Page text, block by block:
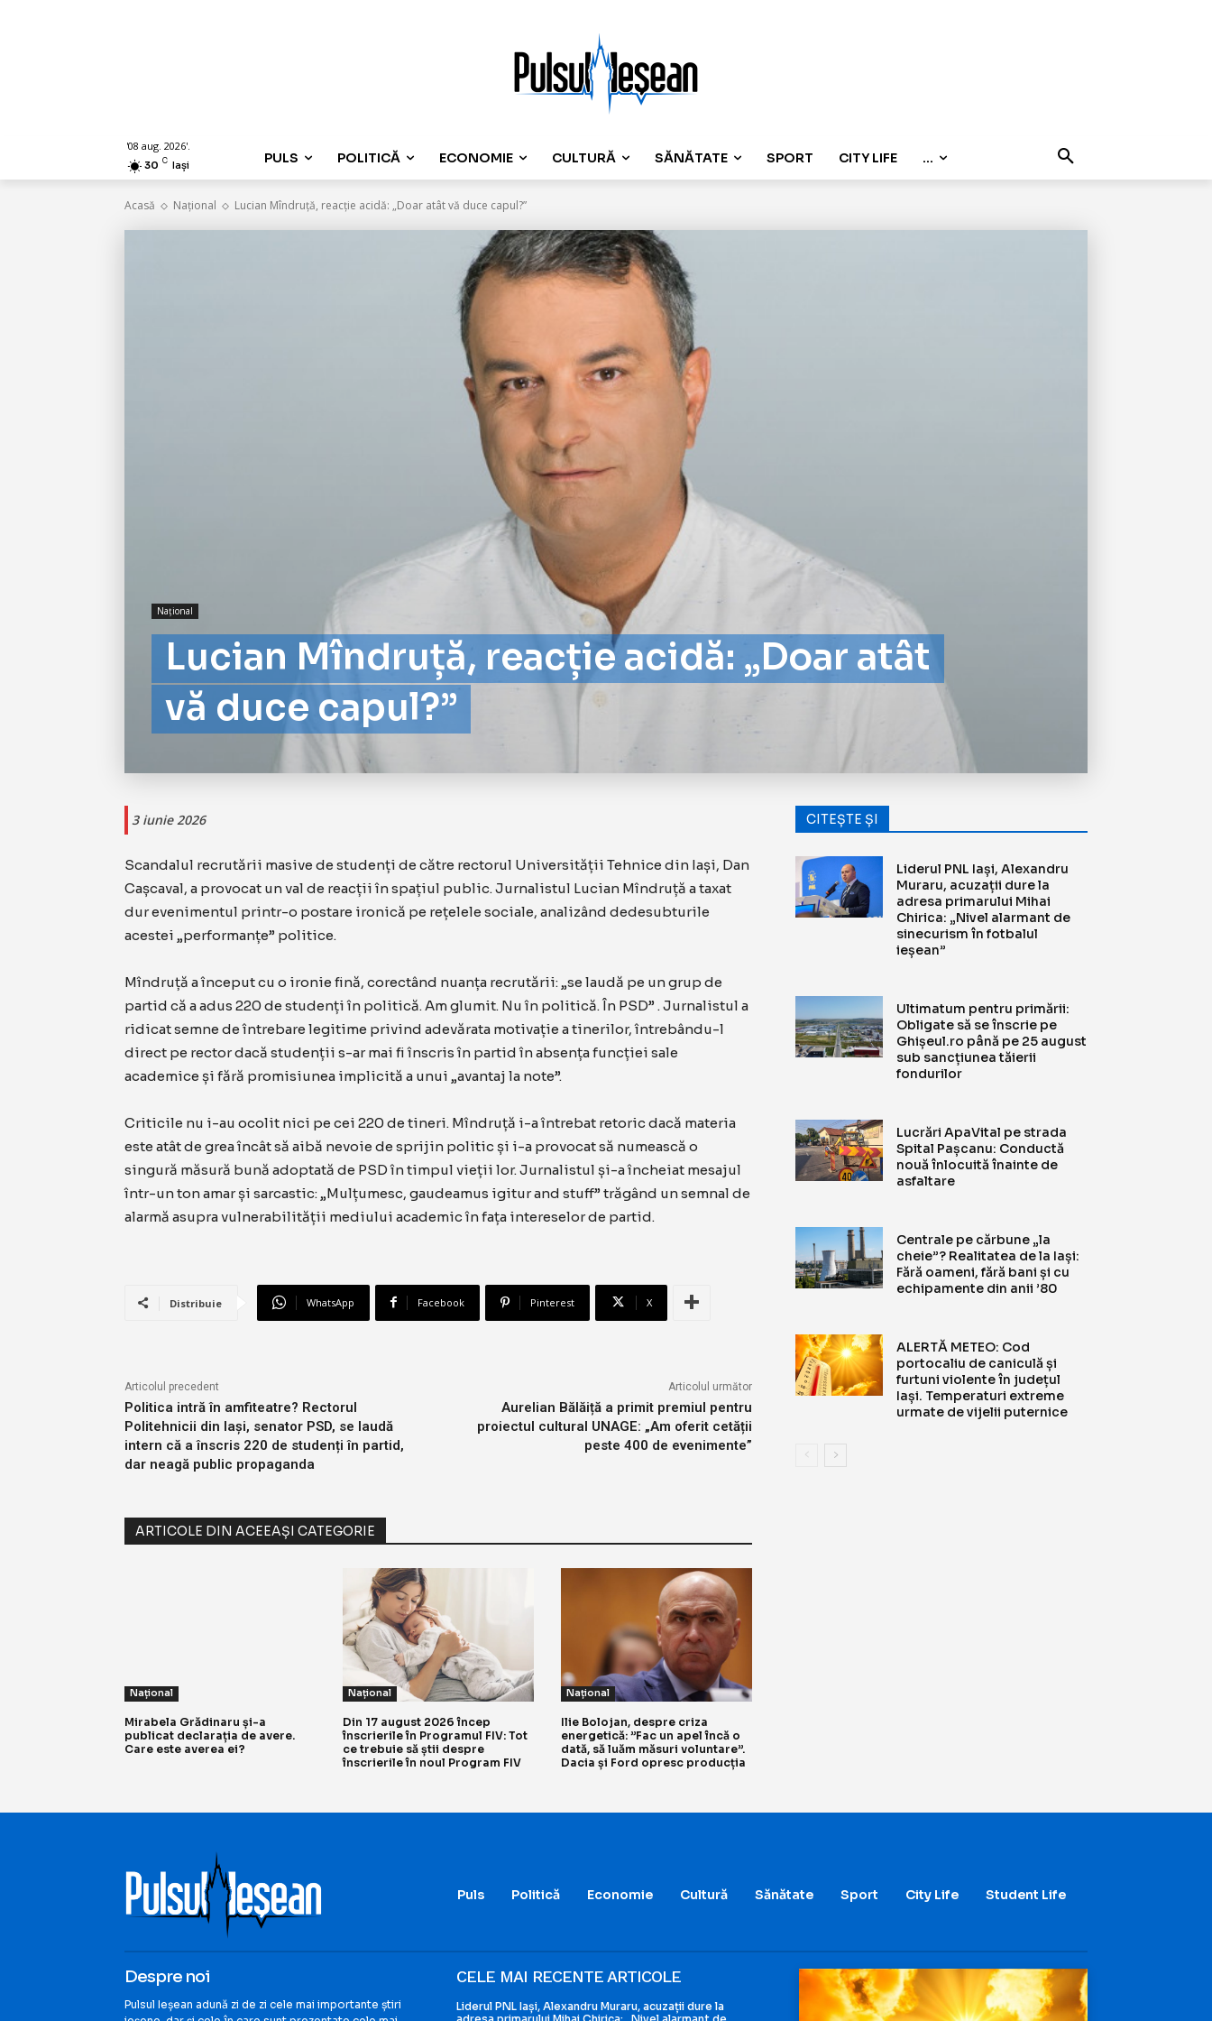
'08 aug. 2026'.
30 C Iași PULS POLITICĂ ECONOMIE CULTURĂ SĂNĂTATE SPORT CITY LIFE ...
Acasă Național Lucian Mîndruță, reacție acidă: „Doar atât vă duce capul?”
Național
Lucian Mîndruță, reacție acidă: „Doar atât
vă duce capul?”
3 iunie 2026
Scandalul recrutării masive de studenți de către rectorul Universității Tehnice din Iași, Dan
Cașcaval, a provocat un val de reacții în spațiul public. Jurnalistul Lucian Mîndruță a taxat
dur evenimentul printr-o postare ironică pe rețelele sociale, analizând dedesubturile
acestei „performanțe” politice.
Mîndruță a început cu o ironie fină, corectând nuanța recrutării: „se laudă pe un grup de
partid că a adus 220 de studenți în politică. Am glumit. Nu în politică. În PSD” . Jurnalistul a
ridicat semne de întrebare legitime privind adevărata motivație a tinerilor, întrebându-l
direct pe rector dacă studenții s-ar mai fi înscris în partid în absența funcției sale
academice și fără promisiunea implicită a unui „avantaj la note”.
Criticile nu i-au ocolit nici pe cei 220 de tineri. Mîndruță i-a întrebat retoric dacă materia
este atât de grea încât să aibă nevoie de sprijin politic și i-a provocat să numească o
singură măsură bună adoptată de PSD în timpul vieții lor. Jurnalistul și-a încheiat mesajul
într-un ton amar și sarcastic: „Mulțumesc, gaudeamus igitur and stuff” trăgând un semnal de
alarmă asupra vulnerabilității mediului academic în fața intereselor de partid.
Distribuie WhatsApp Facebook Pinterest X
Articolul precedent
Politica intră în amfiteatre? Rectorul
Politehnicii din Iași, senator PSD, se laudă
intern că a înscris 220 de studenți în partid,
dar neagă public propaganda
Articolul următor
Aurelian Bălăiță a primit premiul pentru
proiectul cultural UNAGE: „Am oferit cetății
peste 400 de evenimente”
ARTICOLE DIN ACEEAȘI CATEGORIE
Național
Mirabela Grădinaru și-a
publicat declarația de avere.
Care este averea ei?
Național
Din 17 august 2026 încep
înscrierile în Programul FIV: Tot
ce trebuie să știi despre
înscrierile în noul Program FIV
Național
Ilie Bolojan, despre criza
energetică: ”Fac un apel încă o
dată, să luăm măsuri voluntare”.
Dacia și Ford opresc producția
CITEȘTE ȘI
Liderul PNL Iași, Alexandru
Muraru, acuzații dure la
adresa primarului Mihai
Chirica: „Nivel alarmant de
sinecurism în fotbalul
ieșean”
Ultimatum pentru primării:
Obligate să se înscrie pe
Ghișeul.ro până pe 25 august
sub sancțiunea tăierii
fondurilor
Lucrări ApaVital pe strada
Spital Pașcanu: Conductă
nouă înlocuită înainte de
asfaltare
Centrale pe cărbune „la
cheie”? Realitatea de la Iași:
Fără oameni, fără bani și cu
echipamente din anii ’80
ALERTĂ METEO: Cod
portocaliu de caniculă și
furtuni violente în județul
Iași. Temperaturi extreme
urmate de vijelii puternice
Puls Politică Economie Cultură Sănătate Sport City Life Student Life
Despre noi
Pulsul Ieșean adună zi de zi cele mai importante știri
CELE MAI RECENTE ARTICOLE
Liderul PNL Iași, Alexandru Muraru, acuzații dure la